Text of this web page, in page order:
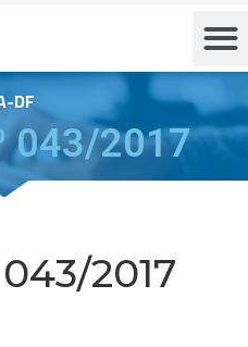
DF
043/2017
2017